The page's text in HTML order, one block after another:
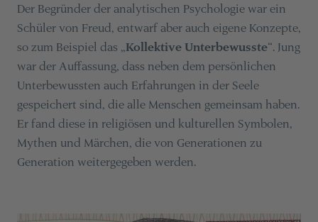
Der Begründer der analytischen Psychologie war ein
Schüler von Freud, entwarf aber auch eigene Konzepte,
so zum Beispiel das „Kollektive Unterbewusste“. Jung
war der Auffassung, dass neben dem persönlichen
Unterbewussten auch Erfahrungen in der Seele
gespeichert sind, die alle Menschen gemeinsam haben.
Er fand diese in religiösen und kulturellen Symbolen,
Mythen und Märchen, die von Generationen zu
Generation weitergegeben werden.